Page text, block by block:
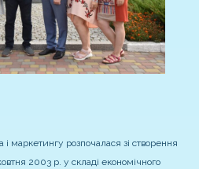
маркетингу розпочалася зі створення
2003 р. у складі економічного